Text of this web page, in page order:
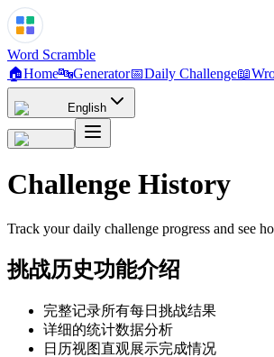
Word Scramble
🏠Home🔤Generator📅Daily Challenge📖
English
Challenge History
Track your daily challenge progress and see
挑战历史功能介绍
完整记录所有每日挑战结果
详细的统计数据分析
日历视图直观展示完成情况